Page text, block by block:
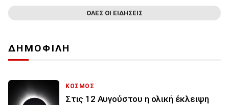
ΟΛΕΣ ΟΙ ΕΙΔΗΣΕΙΣ
ΔΗΜΟΦΙΛΗ
ΚΟΣΜΟΣ
Στις 12 Αυγούστου η ολική έκλειψη